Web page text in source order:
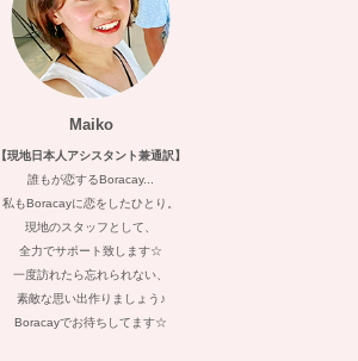
Maiko
【現地日本人アシスタント兼通訳】
誰もが恋するBoracay...
私もBoracayに恋をしたひとり。
現地のスタッフとして、
全力でサポート致します☆
一度訪れたら忘れられない、
素敵な思い出作りましょう♪
Boracayでお待ちしてます☆